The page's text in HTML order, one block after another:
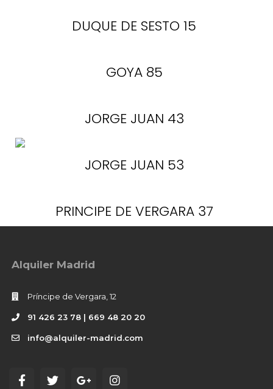
DUQUE DE SESTO 15
GOYA 85
JORGE JUAN 43
JORGE JUAN 53
PRINCIPE DE VERGARA 37
Alquiler Madrid
Príncipe de Vergara, 12
91 426 23 78 | 669 48 20 20
info@alquiler-madrid.com